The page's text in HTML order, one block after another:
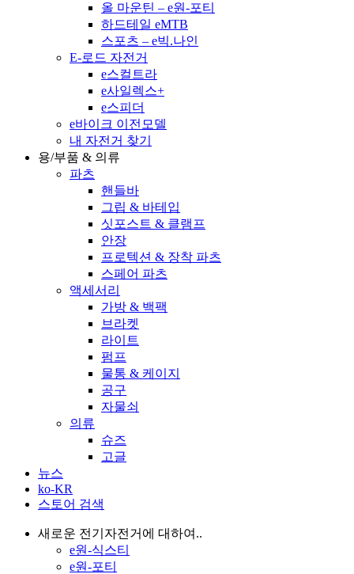
올 마운틴 – e원-포티
하드테일 eMTB
스포츠 – e빅.나인
E-로드 자전거
e스컬트라
e사일렉스+
e스피더
e바이크 이전모델
내 자전거 찾기
용/부품 & 의류
파츠
핸들바
그립 & 바테입
싯포스트 & 클램프
안장
프로텍션 & 장착 파츠
스페어 파츠
액세서리
가방 & 백팩
브라켓
라이트
펌프
물통 & 케이지
공구
자물쇠
의류
슈즈
고글
뉴스
ko-KR
스토어 검색
새로운 전기자전거에 대하여..
e원-식스티
e원-포티